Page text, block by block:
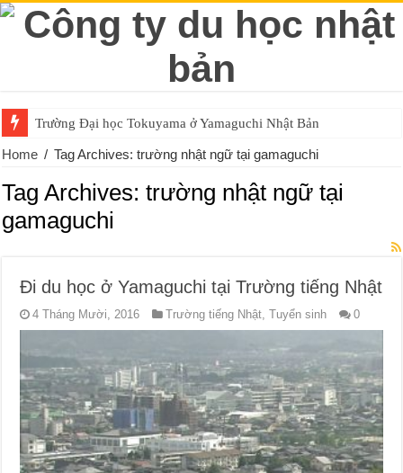
Trường Đại học Tokuyama ở Yamaguchi Nhật Bản
Home / Tag Archives: trường nhật ngữ tại gamaguchi
Tag Archives:trường nhật ngữ tại
gamaguchi
Đi du học ở Yamaguchi tại Trường tiếng Nhật
4 Tháng Mười, 2016 Trường tiếng Nhật,Tuyển sinh 0